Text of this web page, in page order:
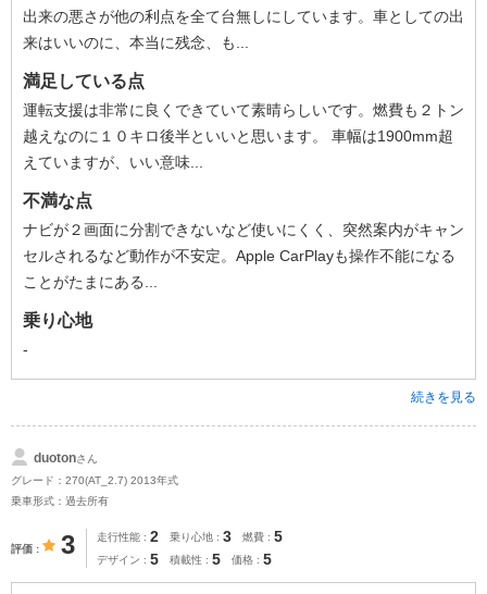
出来の悪さが他の利点を全て台無しにしています。車としての出
来はいいのに、本当に残念、も...
満足している点
運転支援は非常に良くできていて素晴らしいです。燃費も２トン
越えなのに１０キロ後半といいと思います。 車幅は1900mm超
えていますが、いい意味...
不満な点
ナビが２画面に分割できないなど使いにくく、突然案内がキャン
セルされるなど動作が不安定。Apple CarPlayも操作不能になる
ことがたまにある...
乗り心地
-
続きを見る
duotonさん
グレード：270(AT_2.7) 2013年式
乗車形式：過去所有
評価 3 走行性能 2 乗り心地 3 燃費 5
デザイン 5 積載性 5 価格 5